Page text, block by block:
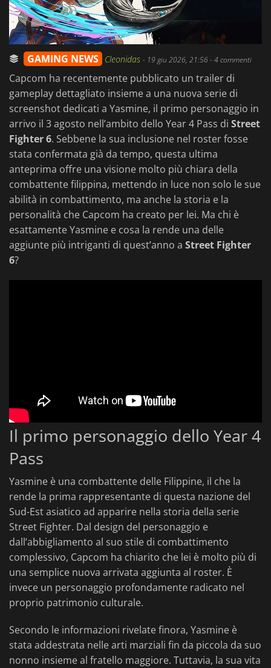
GAMING NEWS Cleonidas - 19 giu 2026, 21:56- 4 commenti
Capcom ha recentemente pubblicato un trailer di
gameplay dettagliato insieme a una nuova serie di
screenshot dedicati a Yasmine, il primo personaggio in
arrivo il 3 agosto nell’ambito dello Year 4 Pass di Street
Fighter 6. Sebbene la sua inclusione nel roster fosse
stata confermata già da tempo, questa ultima
anteprima offre una visione molto più chiara della
combattente filippina, mettendo in luce non solo le sue
abilità in combattimento, ma anche la storia e la
personalità che Capcom ha creato per lei. Ma chi è
esattamente Yasmine e cosa la rende una delle
aggiunte più intriganti di quest’anno a Street Fighter
6?
Il primo personaggio dello Year 4
Pass
Yasmine è una combattente delle Filippine, il che la
rende la prima rappresentante di questa nazione del
Sud-Est asiatico ad apparire nella storia della serie
Street Fighter. Dal design del personaggio e
dall’abbigliamento al suo stile di combattimento
complessivo, Capcom ha chiarito che lei è molto più di
una semplice nuova arrivata aggiunta al roster. È
invece un personaggio profondamente radicato nel
proprio patrimonio culturale.
Secondo le informazioni rivelate finora, Yasmine è
stata addestrata nelle arti marziali fin da piccola da suo
nonno insieme al fratello maggiore. Tuttavia, la sua vita